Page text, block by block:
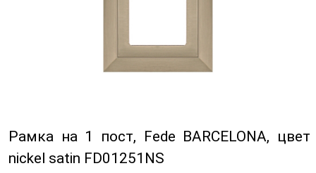
Рамка на 1 пост, Fede BARCELONA, цвет
nickel satin FD01251NS